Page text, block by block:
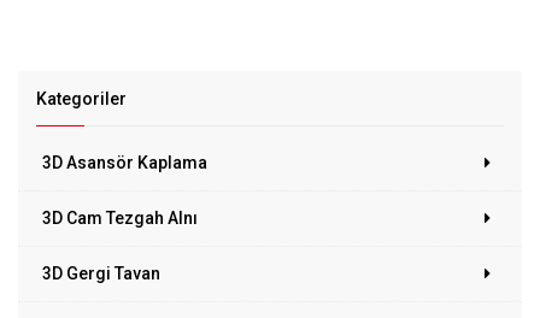
Kategoriler
3D Asansör Kaplama
3D Cam Tezgah Alnı
3D Gergi Tavan